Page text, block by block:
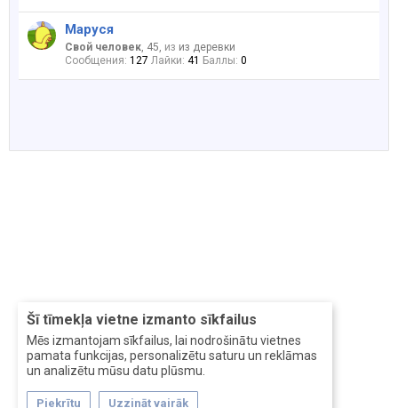
Šī tīmekļa vietne izmanto sīkfailus
Mēs izmantojam sīkfailus, lai nodrošinātu vietnes
pamata funkcijas, personalizētu saturu un reklāmas
un analizētu mūsu datu plūsmu.
Piekrītu Uzzināt vairāk
Маруся
Свой человек, 45, из из деревки
Сообщения: 127 Лайки: 41 Баллы: 0